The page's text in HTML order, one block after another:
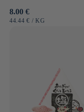
Normale
prijs
8.00 €
EENHEIDSPRIJS
44.44 € / PER
KG